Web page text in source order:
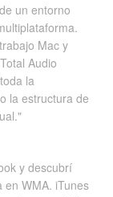
un entorno
Mac y
Audio
la
la estructura de
y descubrí
en WMA. iTunes